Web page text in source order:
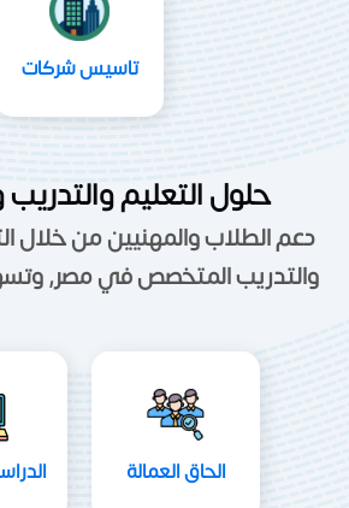
تاسيس شركات
حلول التعليم
دعم الطلاب والمهنيين من خلال
والتدريب المتخصص في مصر,
الحاق العمالة